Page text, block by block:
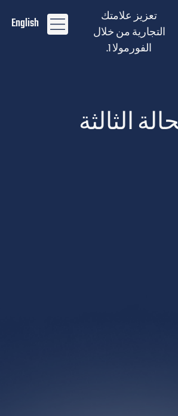
تعزيز علامتك
التجارية من خلال
الفورمولا 1.
English
الثالثة